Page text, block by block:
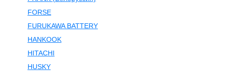
FORSE
FURUKAWA BATTERY
HANKOOK
HITACHI
HUSKY